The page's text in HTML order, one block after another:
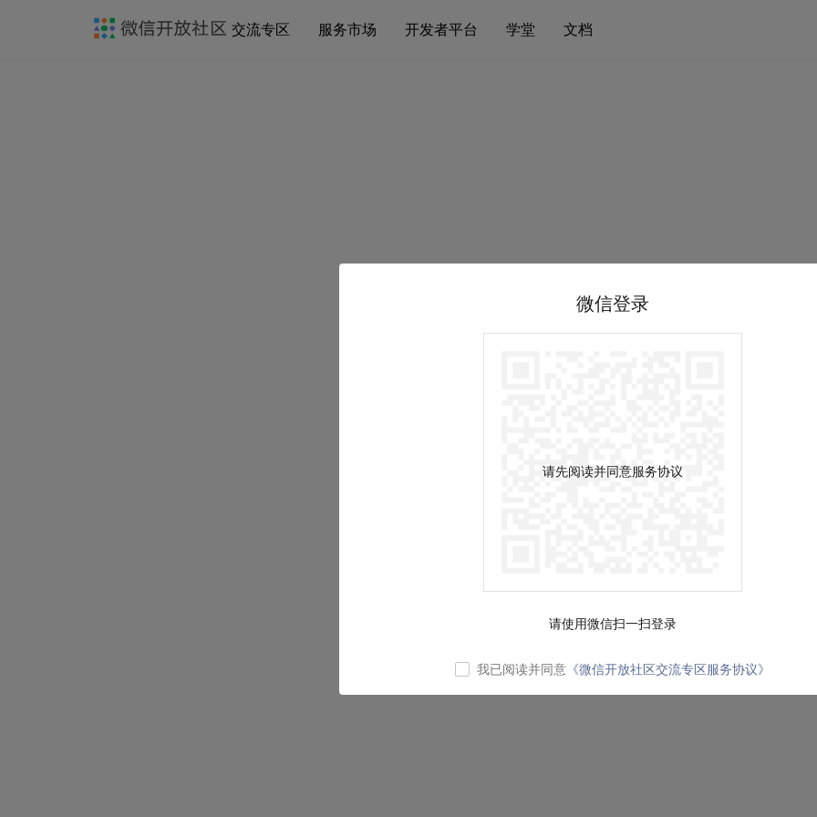
交流专区 服务市场 开发者平台 学堂 文档
微信登录
请先阅读并同意服务协议
请使用微信扫一扫登录
我已阅读并同意 《微信开放社区交流专区服务协议》